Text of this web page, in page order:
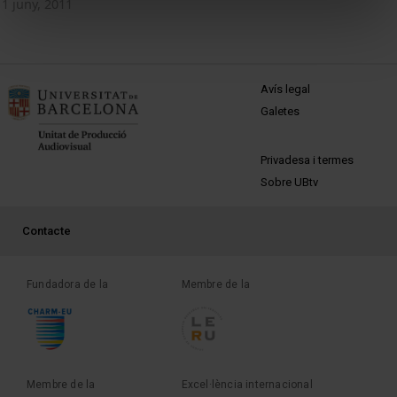
MENÚ PEU 1
Avís legal
Galetes
PEU 2
Privadesa i termes
Sobre UBtv
PEU 3
Contacte
Fundadora de la Membre de la
Membre de la Excel·lència internacional